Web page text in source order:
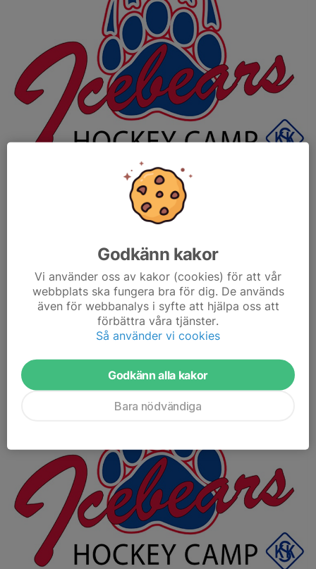
Nu öppnar vi Camp33 anmälan för 2026.
Camp33 Classic håller på mellan måndag och lördag. På onsdag
Goalie kommer att köras med Magnus "BlueCrease"...
Läs mer
Ett fåtal platser kvar!
Godkänn kakor
Vi använder oss av kakor (cookies) för att vår
webbplats ska fungera bra för dig. De används
även för webbanalys i syfte att hjälpa oss att
förbättra våra tjänster.
Så använder vi cookies
Godkänn alla kakor
Bara nödvändiga